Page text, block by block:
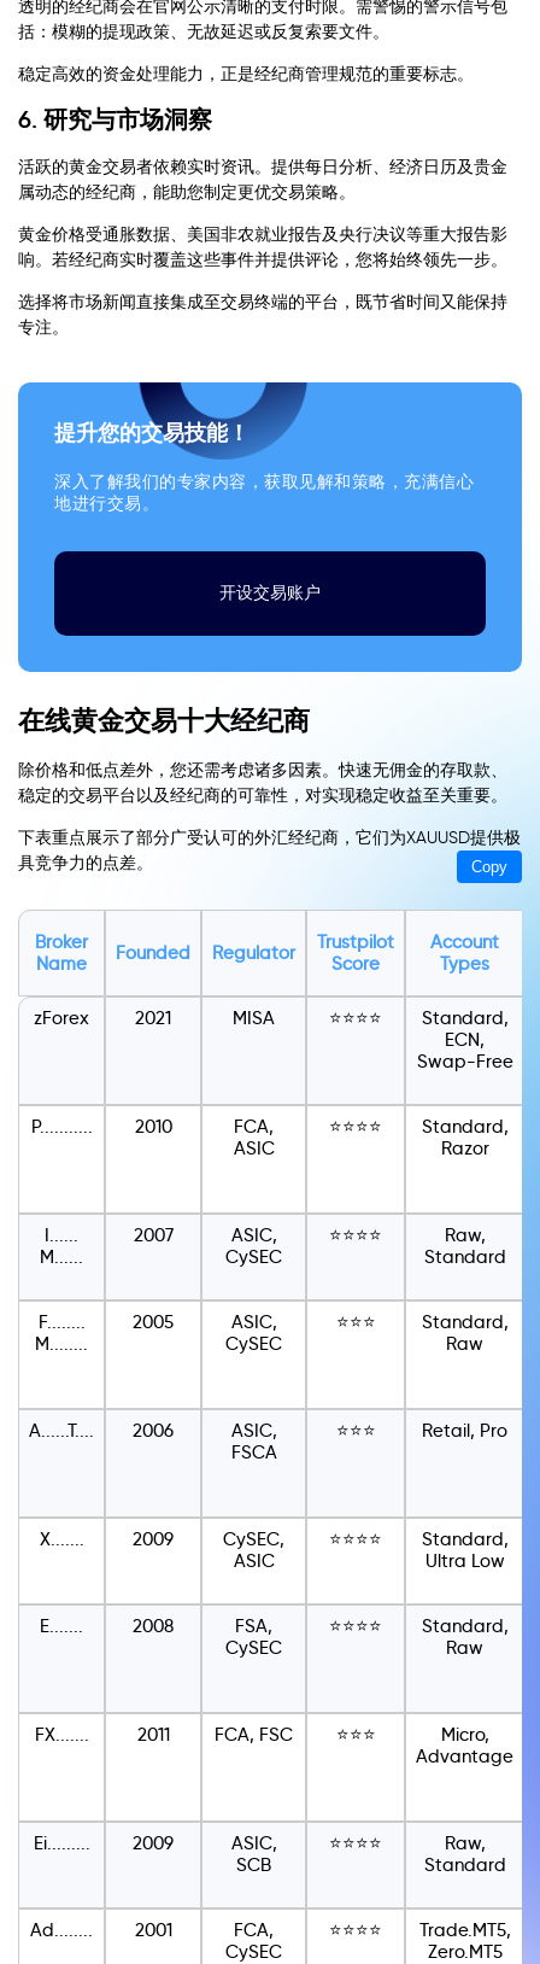
透明的经纪商会在官网公示清晰的支付时限。需警惕的警示信号包
括：模糊的提现政策、无故延迟或反复索要文件。
稳定高效的资金处理能力，正是经纪商管理规范的重要标志。
6. 研究与市场洞察
活跃的黄金交易者依赖实时资讯。提供每日分析、经济日历及贵金
属动态的经纪商，能助您制定更优交易策略。
黄金价格受通胀数据、美国非农就业报告及央行决议等重大报告影
响。若经纪商实时覆盖这些事件并提供评论，您将始终领先一步。
选择将市场新闻直接集成至交易终端的平台，既节省时间又能保持
专注。
提升您的交易技能！
深入了解我们的专家内容，获取见解和策略，充满信心
地进行交易。
开设交易账户
在线黄金交易十大经纪商
除价格和低点差外，您还需考虑诸多因素。快速无佣金的存取款、
稳定的交易平台以及经纪商的可靠性，对实现稳定收益至关重要。
下表重点展示了部分广受认可的外汇经纪商，它们为XAUUSD提供极
具竞争力的点差。
Copy
Broker
Name
Founded Regulator
Trustpilot
Score
Account
Types
zForex
2021 MISA ⭐⭐⭐⭐
Standard,
ECN,
Swap-Free
P........... 2010
FCA,
ASIC
⭐⭐⭐⭐
Standard,
Razor
I......
M......
2007
ASIC,
CySEC
⭐⭐⭐⭐
Raw,
Standard
F........
M........
2005
ASIC,
CySEC
⭐⭐⭐
Standard,
Raw
A......T.... 2006
ASIC,
FSCA
⭐⭐⭐ Retail, Pro
X....... 2009
CySEC,
ASIC
⭐⭐⭐⭐
Standard,
Ultra Low
E....... 2008
FSA,
CySEC
⭐⭐⭐⭐
Standard,
Raw
FX....... 2011 FCA, FSC ⭐⭐⭐
Micro,
Advantage
Ei......... 2009
ASIC,
SCB
⭐⭐⭐⭐
Raw,
Standard
Ad........ 2001
FCA,
CySEC
⭐⭐⭐⭐
Trade.MT5,
Zero.MT5